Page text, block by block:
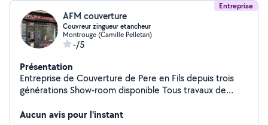
Entreprise
AFM couverture
Couvreur zingueur etancheur
Montrouge (Camille Pelletan)
-/5
Présentation
Entreprise de Couverture de Pere en Fils depuis trois
générations Show-room disponible Tous travaux de
gratuit et détaillé Déplacement rapide Notre entreprise
Aucun avis pour l'instant